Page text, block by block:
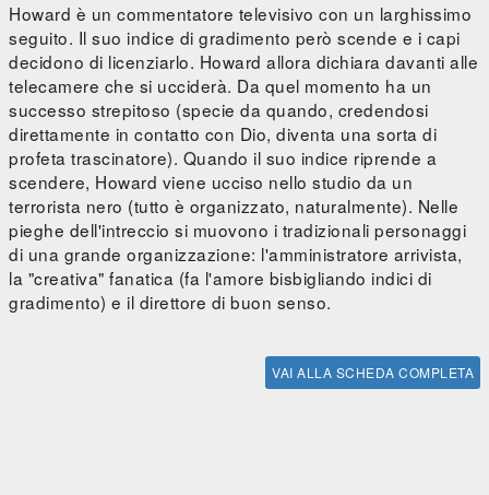
Howard è un commentatore televisivo con un larghissimo
seguito. Il suo indice di gradimento però scende e i capi
decidono di licenziarlo. Howard allora dichiara davanti alle
telecamere che si ucciderà. Da quel momento ha un
successo strepitoso (specie da quando, credendosi
direttamente in contatto con Dio, diventa una sorta di
profeta trascinatore). Quando il suo indice riprende a
scendere, Howard viene ucciso nello studio da un
terrorista nero (tutto è organizzato, naturalmente). Nelle
pieghe dell'intreccio si muovono i tradizionali personaggi
di una grande organizzazione: l'amministratore arrivista,
la "creativa" fanatica (fa l'amore bisbigliando indici di
gradimento) e il direttore di buon senso.
VAI ALLA SCHEDA COMPLETA